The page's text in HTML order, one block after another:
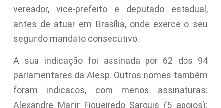
vereador, vice-prefeito e deputado estadual,
antes de atuar em Brasília, onde exerce o seu
segundo mandato consecutivo.
A sua indicação foi assinada por 62 dos 94
parlamentares da Alesp. Outros nomes também
foram indicados, com menos assinaturas:
Alexandre Manir Figueiredo Sarquis (5 apoios);